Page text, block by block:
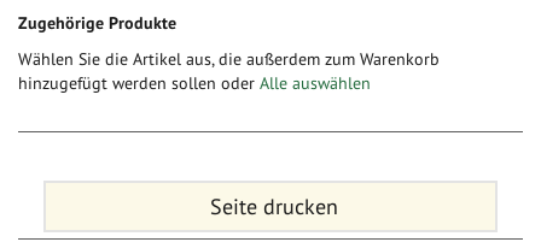
Zugehörige Produkte
Wählen Sie die Artikel aus, die außerdem zum Warenkorb
hinzugefügt werden sollen oder Alle auswählen
Seite drucken